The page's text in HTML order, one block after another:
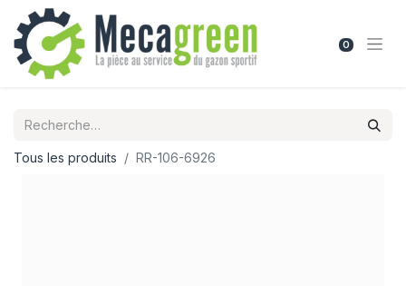
0
Tous les produits RR-106-6926